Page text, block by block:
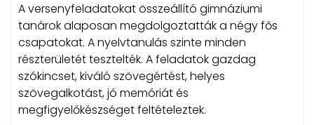
A versenyfeladatokat összeállító gimnáziumi
tanárok alaposan megdolgoztatták a négy fős
csapatokat. A nyelvtanulás szinte minden
részterületét tesztelték. A feladatok gazdag
szókincset, kiváló szövegértést, helyes
szövegalkotást, jó memóriát és
megfigyelőkészséget feltételeztek.